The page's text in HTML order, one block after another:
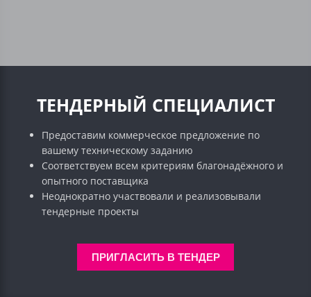
ТЕНДЕРНЫЙ СПЕЦИАЛИСТ
Предоставим коммерческое предложение по
вашему техническому заданию
Соответствуем всем критериям благонадёжного и
опытного поставщика
Неоднократно участвовали и реализовывали
тендерные проекты
ПРИГЛАСИТЬ В ТЕНДЕР